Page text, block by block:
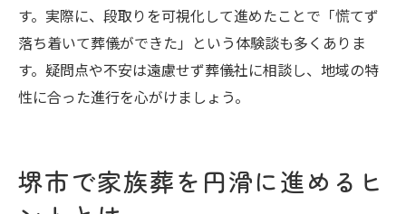
す。実際に、段取りを可視化して進めたことで「慌てず
落ち着いて葬儀ができた」という体験談も多くありま
す。疑問点や不安は遠慮せず葬儀社に相談し、地域の特
性に合った進行を心がけましょう。
堺市で家族葬を円滑に進めるヒ